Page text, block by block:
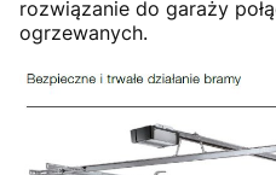
rozwiązanie do garaży
ogrzewanych.